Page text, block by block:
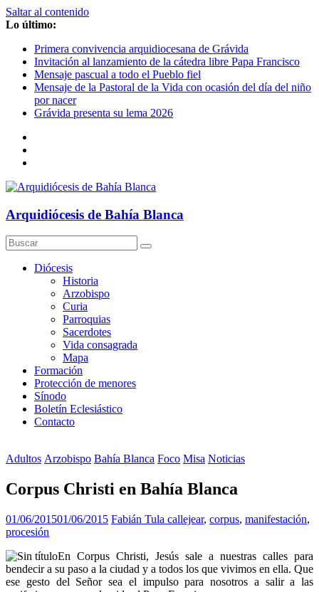
Saltar al contenido
Lo último:
Primera convivencia arquidiocesana de Grávida
Invitación al lanzamiento de la cátedra libre Papa Francisco
Mensaje pascual a todo el Pueblo fiel
Mensaje de la Pastoral de la Vida con ocasión del día del niño
por nacer
Grávida presenta su lema 2026
Arquidiócesis de Bahía Blanca
Diócesis
Historia
Arzobispo
Curia
Parroquias
Sacerdotes
Vida consagrada
Mapa
Formación
Protección de menores
Sínodo
Boletín Eclesiástico
Contacto
Adultos Arzobispo Bahía Blanca Foco Misa Noticias
Corpus Christi en Bahía Blanca
01/06/201501/06/2015 Fabián Tula callejear, corpus, manifestación,
procesión
En Corpus Christi, Jesús sale a nuestras calles para
bendecir a su paso a la ciudad y a todos los que vivimos en ella. Que
ese gesto del Señor sea el impulso para nosotros a salir a las